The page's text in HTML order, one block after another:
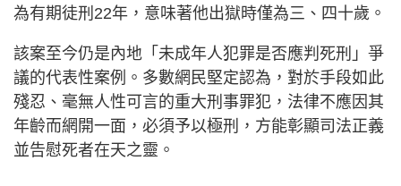
為有期徒刑22年，意味著他出獄時僅為三、四十歲。
該案至今仍是內地「未成年人犯罪是否應判死刑」爭
議的代表性案例。多數網民堅定認為，對於手段如此
殘忍、毫無人性可言的重大刑事罪犯，法律不應因其
年齡而網開一面，必須予以極刑，方能彰顯司法正義
並告慰死者在天之靈。